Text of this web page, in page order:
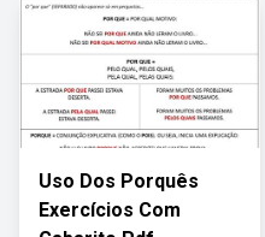
Uso Dos Porquês
Exercícios Com